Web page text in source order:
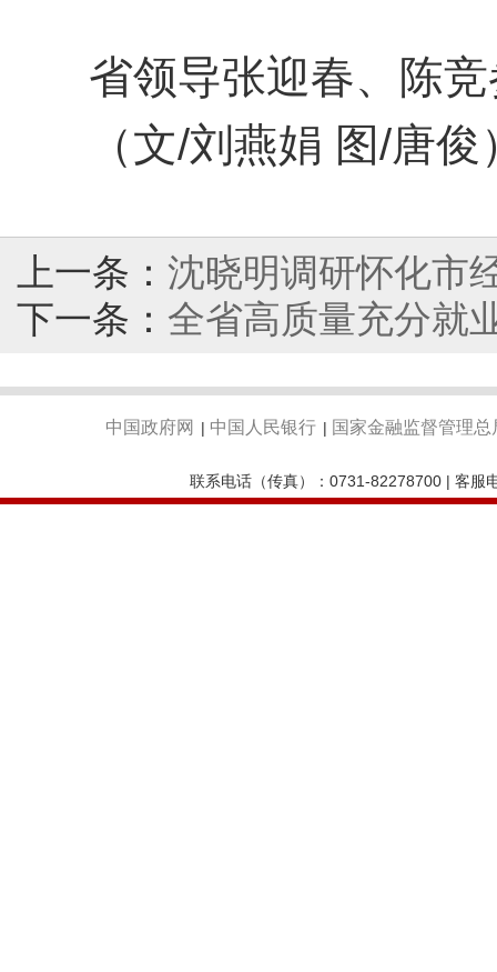
省领导张迎春、陈竞
（文/刘燕娟 图/唐俊
上一条： 沈晓明调研怀化市
下一条： 全省高质量充分就
中国政府网 | 中国人民银行 | 国家金融监督管理总
联系电话（传真）：0731-82278700 | 客服